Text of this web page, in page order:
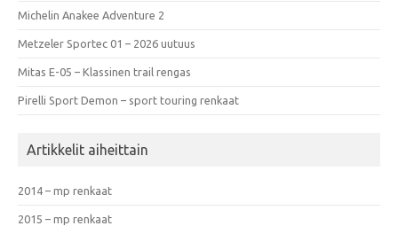
Michelin Anakee Adventure 2
Metzeler Sportec 01 – 2026 uutuus
Mitas E-05 – Klassinen trail rengas
Pirelli Sport Demon – sport touring renkaat
Artikkelit aiheittain
2014 – mp renkaat
2015 – mp renkaat